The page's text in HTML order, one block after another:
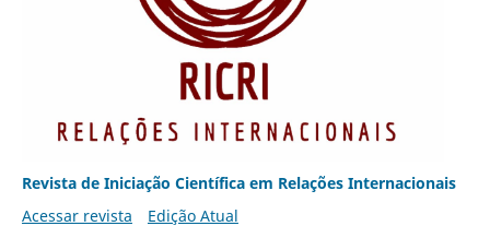
Revista de Iniciação Científica em Relações Internacionais
Acessar revista
Edição Atual